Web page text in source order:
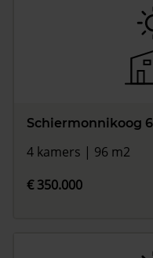
Schiermonnikoog
4 kamers | 96 m2
€ 350.000